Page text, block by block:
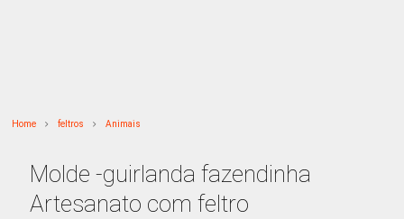
Home feltros Animais
Molde -guirlanda fazendinha
Artesanato com feltro